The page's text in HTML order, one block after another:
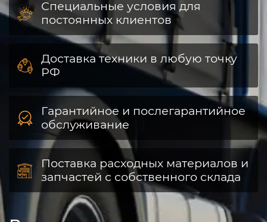
Специальные условия для
постоянных клиентов
Доставка техники в любую точку
РФ
Гарантийное и послегарантийное
обслуживание
Поставка расходных материалов и
запчастей с собственного склада